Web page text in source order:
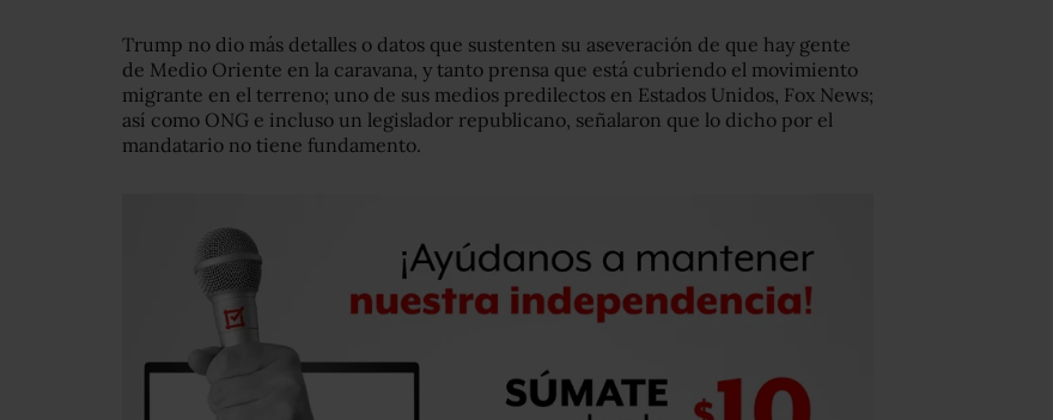
Trump no dio más detalles o datos que sustenten su aseveración de que hay gente
de Medio Oriente en la caravana, y tanto prensa que está cubriendo el movimiento
migrante en el terreno; uno de sus medios predilectos en Estados Unidos, Fox News;
así como ONG e incluso un legislador republicano, señalaron que lo dicho por el
mandatario no tiene fundamento.